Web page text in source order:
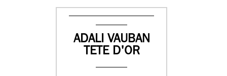
ADALI VAUBAN
TETE D'OR